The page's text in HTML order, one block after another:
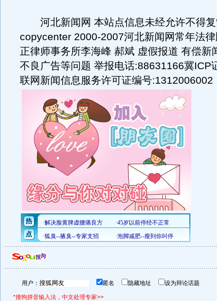
河北新闻网 本站点信息未经允许不得复
copycenter 2000-2007河北新闻网常年法
正律师事务所李海峰 郝斌 虚假报道 有偿新
不良广告等问题 举报电话:88631166冀ICP
联网新闻信息服务许可证编号:1312006002
用户： 匿名 隐藏地址 设为辩论话题
*搜狗拼音输入法，中文处理专家>>